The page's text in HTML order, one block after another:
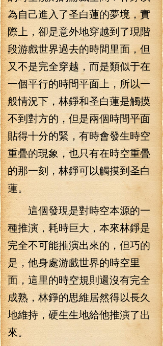
為自己進入了圣白蓮的夢境，實
際上，卻是意外地穿越到了現階
段游戲世界過去的時間里面，但
又不是完全穿越，而是類似于在
一個平行的時間平面上，所以一
般情況下，林錚和圣白蓮是觸摸
不到對方的，但是兩個時間平面
貼得十分的緊，有時會發生時空
重疊的現象，也只有在時空重疊
的那一刻，林錚可以觸摸到圣白
蓮。
這個發現是對時空本源的一
種推演，耗時巨大，本來林錚是
完全不可能推演出來的，但巧的
是，他身處游戲世界的時空里
面，這里的時空規則還沒有完全
成熟，林錚的思維居然得以長久
地維持，硬生生地給他推演了出
來。